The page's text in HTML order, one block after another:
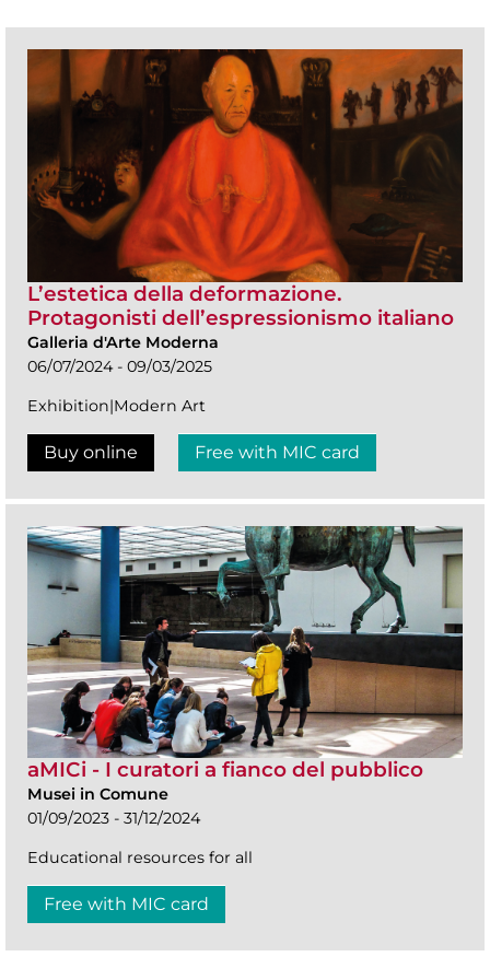
L’estetica della deformazione.
Protagonisti dell’espressionismo italiano
Galleria d'Arte Moderna
06/07/2024 - 09/03/2025
Exhibition|Modern Art
Buy online Free with MIC card
aMICi - I curatori a fianco del pubblico
Musei in Comune
01/09/2023 - 31/12/2024
Educational resources for all
Free with MIC card